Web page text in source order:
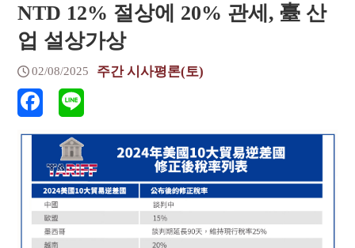
NTD 12% 절상에 20% 관세, 臺 산
업 설상가상
02/08/2025 주간 시사평론(토)